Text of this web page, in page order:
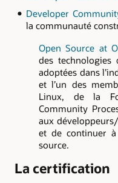
Developer
la communauté
Open Source at
des technologies
adoptées dans
et l’un des
Linux, de la
Community
aux
et de continuer
source.
La certification